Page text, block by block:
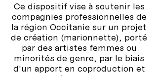
Ce dispositif vise à soutenir les
compagnies professionnelles de
la région Occitanie sur un projet
de création (marionnette), porté
par des artistes femmes ou
minorités de genre, par le biais
d'un apport en coproduction et